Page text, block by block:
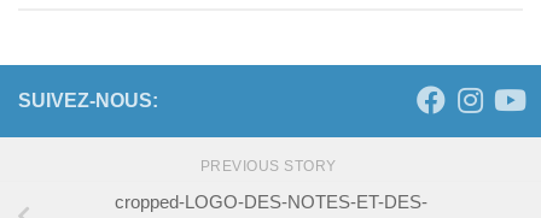
SUIVEZ-NOUS:
PREVIOUS STORY
cropped-LOGO-DES-NOTES-ET-DES-